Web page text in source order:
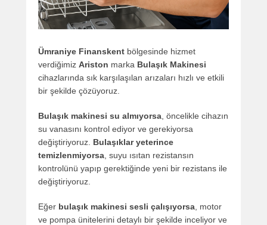
Ümraniye Finanskent bölgesinde hizmet
verdiğimiz Ariston marka Bulaşık Makinesi
cihazlarında sık karşılaşılan arızaları hızlı ve etkili
bir şekilde çözüyoruz.
Bulaşık makinesi su almıyorsa , öncelikle cihazın
su vanasını kontrol ediyor ve gerekiyorsa
değiştiriyoruz. Bulaşıklar yeterince
temizlenmiyorsa , suyu ısıtan rezistansın
kontrolünü yapıp gerektiğinde yeni bir rezistans ile
değiştiriyoruz.
Eğer bulaşık makinesi sesli çalışıyorsa , motor
ve pompa ünitelerini detaylı bir şekilde inceliyor ve